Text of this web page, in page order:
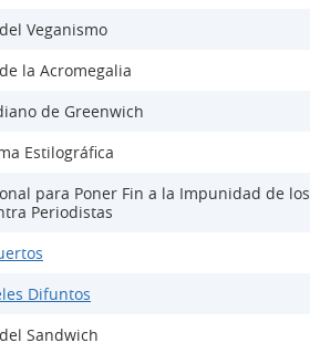
Veganismo
la Acromegalia
de Greenwich
Estilográfica
para Poner Fin a la Impunidad de los
Periodistas
Difuntos
Sandwich